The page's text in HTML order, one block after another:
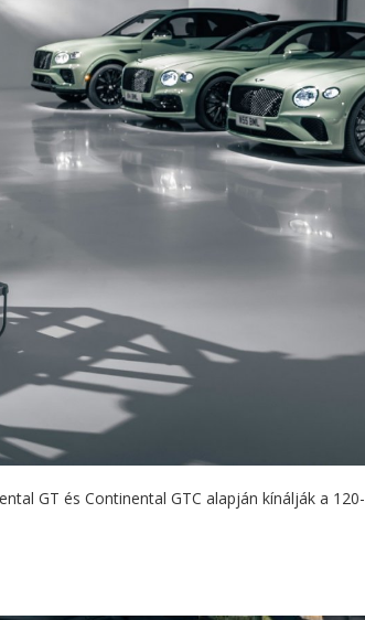
GT és Continental GTC alapján kínálják a